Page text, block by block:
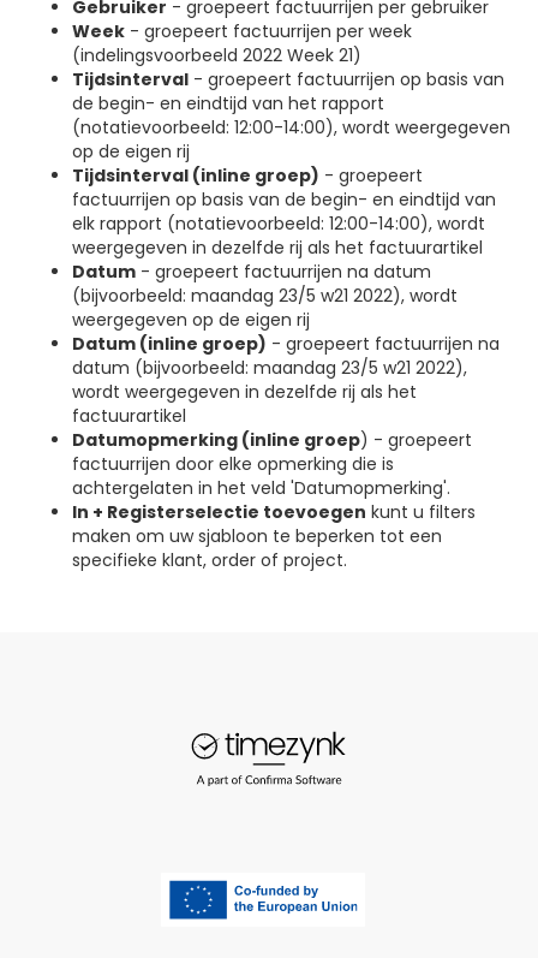
Gebruiker - groepeert factuurrijen per gebruiker
Week - groepeert factuurrijen per week
(indelingsvoorbeeld 2022 Week 21)
Tijdsinterval - groepeert factuurrijen op basis van
de begin- en eindtijd van het rapport
(notatievoorbeeld: 12:00-14:00), wordt weergegeven
op de eigen rij
Tijdsinterval (inline groep) - groepeert
factuurrijen op basis van de begin- en eindtijd van
elk rapport (notatievoorbeeld: 12:00-14:00), wordt
weergegeven in dezelfde rij als het factuurartikel
Datum - groepeert factuurrijen na datum
(bijvoorbeeld: maandag 23/5 w21 2022), wordt
weergegeven op de eigen rij
Datum (inline groep) - groepeert factuurrijen na
datum (bijvoorbeeld: maandag 23/5 w21 2022),
wordt weergegeven in dezelfde rij als het
factuurartikel
Datumopmerking (inline groep) - groepeert
factuurrijen door elke opmerking die is
achtergelaten in het veld 'Datumopmerking'.
In + Registerselectie toevoegen kunt u filters
maken om uw sjabloon te beperken tot een
specifieke klant, order of project.